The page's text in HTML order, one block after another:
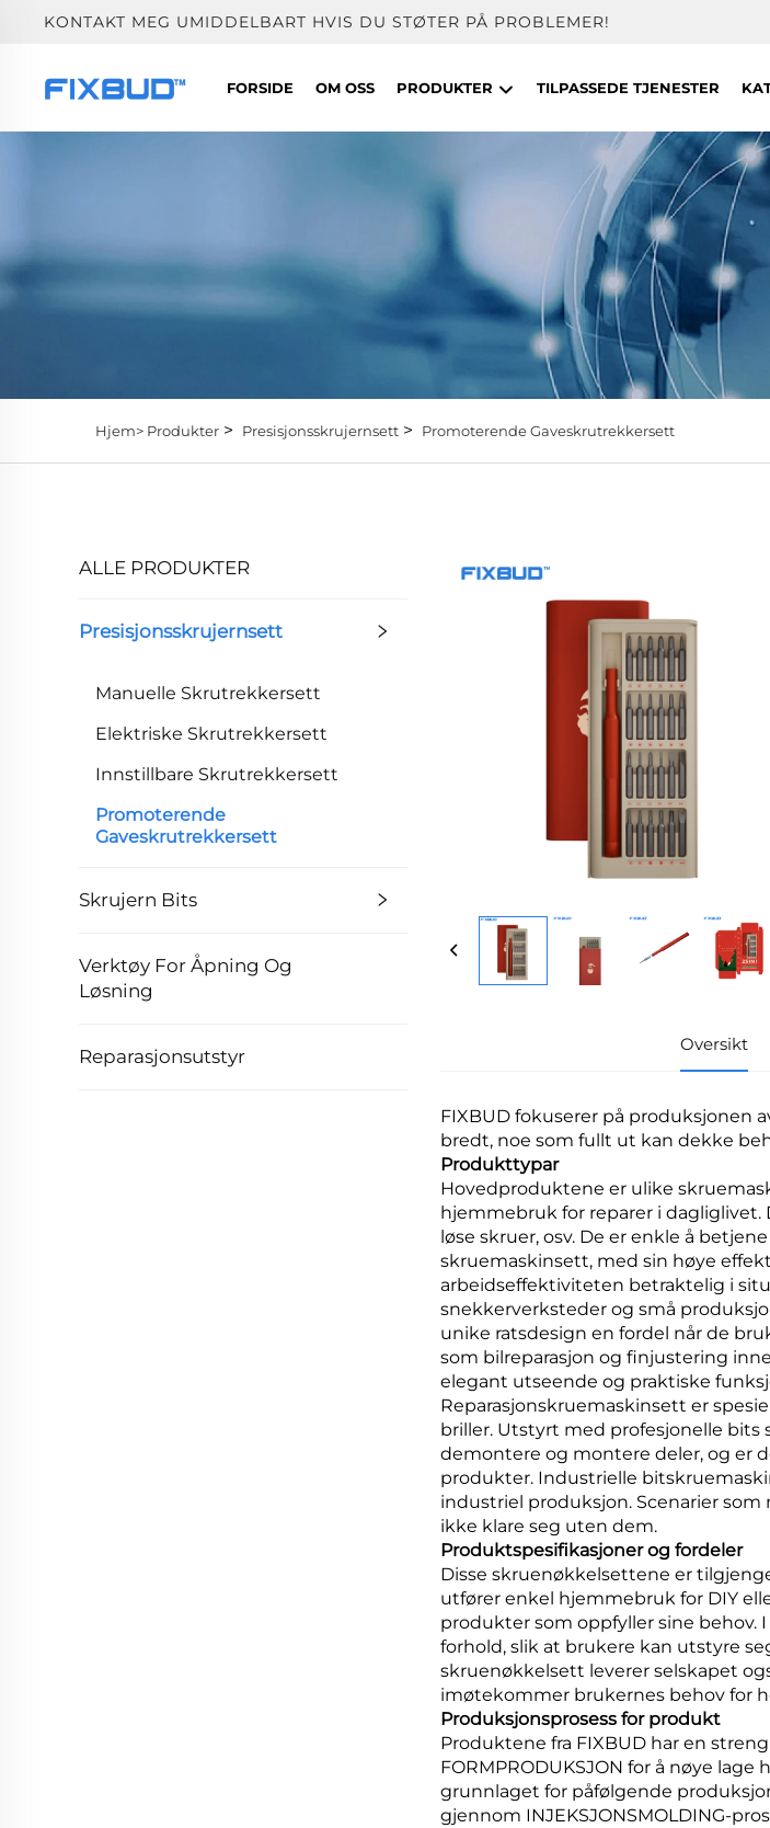
KONTAKT MEG UMIDDELBART HVIS DU STØTER PÅ PROBLEMER!
FORSIDE OM OSS PRODUKTER TILPASSEDE TJENESTER
Hjem> Produkter > Presisjonsskrujernsett > Promoterende Gaveskrutrekkersett
ALLE PRODUKTER
Presisjonsskrujernsett
Manuelle Skrutrekkersett
Elektriske Skrutrekkersett
Innstillbare Skrutrekkersett
Promoterende
Gaveskrutrekkersett
Skrujern Bits
Verktøy For Åpning Og
Løsning
Reparasjonsutstyr
Oversikt
FIXBUD fokuserer på produksjonen
bredt, noe som fullt ut kan dekke
Produkttypar
Hovedproduktene er ulike
hjemmebruk for reparer i
løse skruer, osv. De er enkle å
skruemaskinsett, med sin høye
arbeidseffektiviteten betraktelig i
snekkerverksteder og små
unike ratsdesign en fordel når de
som bilreparasjon og finjustering
elegant utseende og praktiske
Reparasjonskruemaskinsett er
briller. Utstyrt med profesjonelle
demontere og montere deler, og er
produkter. Industrielle
industriel produksjon. Scenarier
ikke klare seg uten dem.
Produktspesifikasjoner og fordeler
Disse skruenøkkelsettene er
utfører enkel hjemmebruk for DIY
produkter som oppfyller sine behov.
forhold, slik at brukere kan utstyre
skruenøkkelsett leverer selskapet
imøtekommer brukernes behov for
Produksjonsprosess for produkt
Produktene fra FIXBUD har en
FORMPRODUKSJON for å nøye
grunnlaget for påfølgende
gjennom INJEKSJONSMOLDING-